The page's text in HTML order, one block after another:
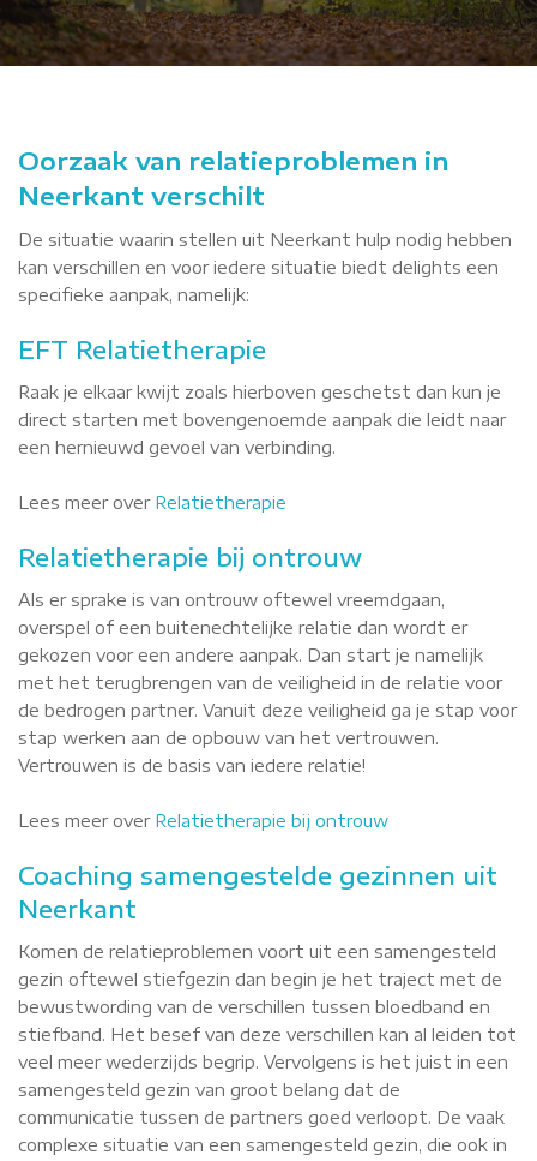
Oorzaak van relatieproblemen in
Neerkant verschilt
De situatie waarin stellen uit Neerkant hulp nodig hebben
kan verschillen en voor iedere situatie biedt delights een
specifieke aanpak, namelijk:
EFT Relatietherapie
Raak je elkaar kwijt zoals hierboven geschetst dan kun je
direct starten met bovengenoemde aanpak die leidt naar
een hernieuwd gevoel van verbinding.
Lees meer over Relatietherapie
Relatietherapie bij ontrouw
Als er sprake is van ontrouw oftewel vreemdgaan,
overspel of een buitenechtelijke relatie dan wordt er
gekozen voor een andere aanpak. Dan start je namelijk
met het terugbrengen van de veiligheid in de relatie voor
de bedrogen partner. Vanuit deze veiligheid ga je stap voor
stap werken aan de opbouw van het vertrouwen.
Vertrouwen is de basis van iedere relatie!
Lees meer over Relatietherapie bij ontrouw
Coaching samengestelde gezinnen uit
Neerkant
Komen de relatieproblemen voort uit een samengesteld
gezin oftewel stiefgezin dan begin je het traject met de
bewustwording van de verschillen tussen bloedband en
stiefband. Het besef van deze verschillen kan al leiden tot
veel meer wederzijds begrip. Vervolgens is het juist in een
samengesteld gezin van groot belang dat de
communicatie tussen de partners goed verloopt. De vaak
complexe situatie van een samengesteld gezin, die ook in